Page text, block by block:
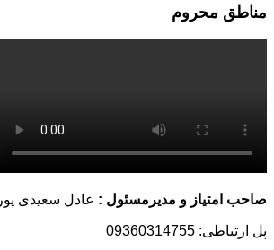
مناطق محروم
صاحب امتیاز و مدیرمسئول : عادل سعیدی پور
پل ارتباطی: 09360314755